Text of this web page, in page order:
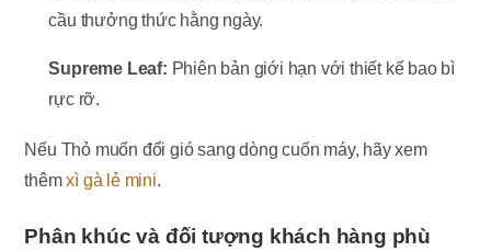
cầu thưởng thức hằng ngày.
Supreme Leaf: Phiên bản giới hạn với thiết kế bao bì
rực rỡ.
Nếu Thỏ muốn đổi gió sang dòng cuốn máy, hãy xem
thêmxì gà lẻ mini.
Phân khúc và đối tượng khách hàng phù